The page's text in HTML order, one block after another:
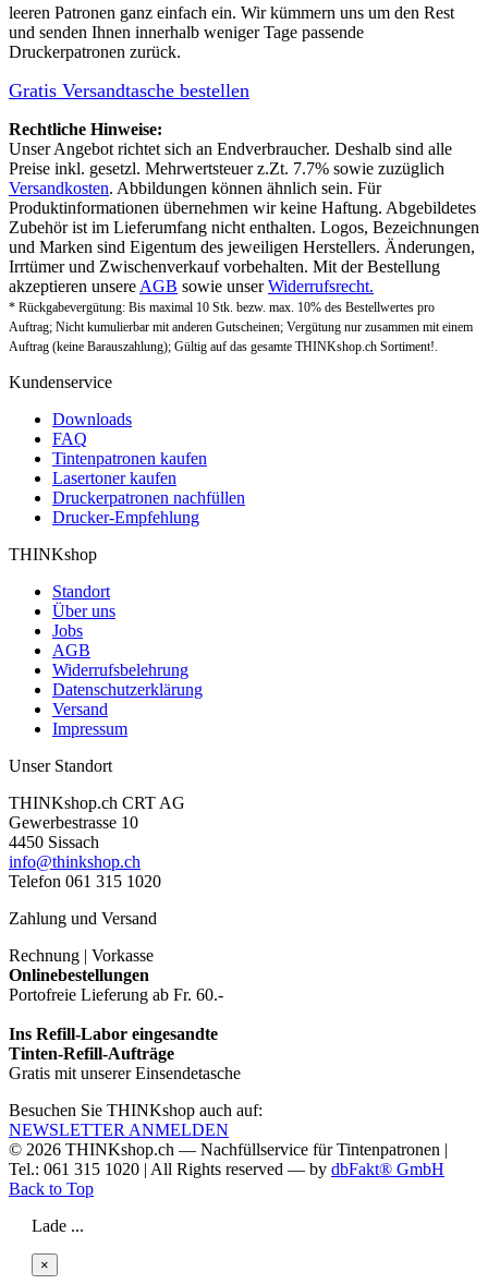
leeren Patronen ganz einfach ein. Wir kümmern uns um den Rest
und senden Ihnen innerhalb weniger Tage passende
Druckerpatronen zurück.
Gratis Versandtasche bestellen
Rechtliche Hinweise:
Unser Angebot richtet sich an Endverbraucher. Deshalb sind alle
Preise inkl. gesetzl. Mehrwertsteuer z.Zt. 7.7% sowie zuzüglich
Versandkosten. Abbildungen können ähnlich sein. Für
Produktinformationen übernehmen wir keine Haftung. Abgebildetes
Zubehör ist im Lieferumfang nicht enthalten. Logos, Bezeichnungen
und Marken sind Eigentum des jeweiligen Herstellers. Änderungen,
Irrtümer und Zwischenverkauf vorbehalten. Mit der Bestellung
akzeptieren unsere AGB sowie unserWiderrufsrecht.
* Rückgabevergütung: Bis maximal 10 Stk. bezw. max. 10% des Bestellwertes pro
Auftrag; Nicht kumulierbar mit anderen Gutscheinen; Vergütung nur zusammen mit einem
Auftrag (keine Barauszahlung); Gültig auf das gesamte THINKshop.ch Sortiment!.
Kundenservice
Downloads
FAQ
Tintenpatronen kaufen
Lasertoner kaufen
Druckerpatronen nachfüllen
Drucker-Empfehlung
THINKshop
Standort
Über uns
Jobs
AGB
Widerrufsbelehrung
Datenschutzerklärung
Versand
Impressum
Unser Standort
THINKshop.ch CRT AG
Gewerbestrasse 10
4450 Sissach
info@thinkshop.ch
Telefon 061 315 1020
Zahlung und Versand
Rechnung | Vorkasse
Onlinebestellungen
Portofreie Lieferung ab Fr. 60.-
Ins Refill-Labor eingesandte
Tinten-Refill-Aufträge
Gratis mit unserer Einsendetasche
Besuchen Sie THINKshop auch auf:
NEWSLETTER ANMELDEN
© 2026 THINKshop.ch — Nachfüllservice fürTintenpatronen |
Tel.: 061 315 1020 | All Rights reserved — by dbFakt® GmbH
Back to Top
Lade ...
×